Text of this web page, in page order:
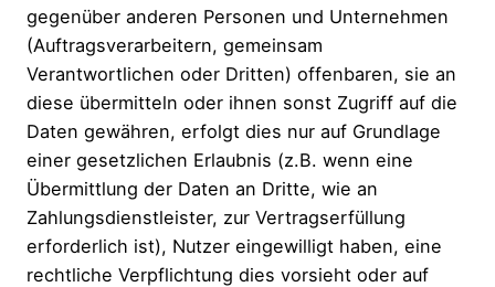
gegenüber anderen Personen und Unternehmen
(Auftragsverarbeitern, gemeinsam
Verantwortlichen oder Dritten) offenbaren, sie an
diese übermitteln oder ihnen sonst Zugriff auf die
Daten gewähren, erfolgt dies nur auf Grundlage
einer gesetzlichen Erlaubnis (z.B. wenn eine
Übermittlung der Daten an Dritte, wie an
Zahlungsdienstleister, zur Vertragserfüllung
erforderlich ist), Nutzer eingewilligt haben, eine
rechtliche Verpflichtung dies vorsieht oder auf